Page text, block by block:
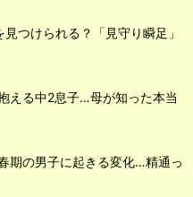
つけられる？「見守り瞬足」
える中2息子…母が知った本当
期の男子に起きる変化…精通っ